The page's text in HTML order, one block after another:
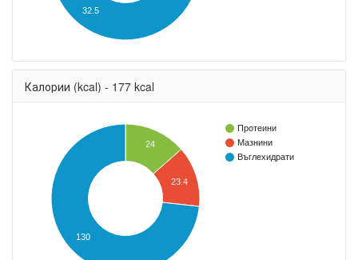
32.5
Калории (kcal) - 177 kcal
Протеини
Мазнини
Въглехидрати
24
23.4
130